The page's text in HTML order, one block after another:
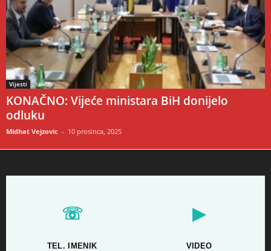
Vijesti
KONAČNO: Vijeće ministara BiH donijelo
odluku
Midhat Vejzovic - 10 prosinca, 2025
☏
TEL. IMENIK
▶
VIDEO